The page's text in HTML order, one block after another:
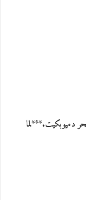
دميوبكيت.***لما